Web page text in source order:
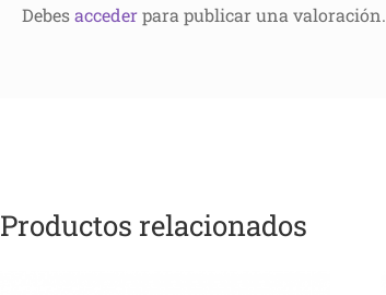
Debesaccederpara publicar una valoración.
Productos relacionados